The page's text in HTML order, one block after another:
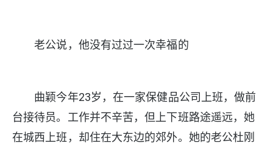
老公说，他没有过过一次幸福的
曲颖今年23岁，在一家保健品公司上班，做前
台接待员。工作并不辛苦，但上下班路途遥远，她
在城西上班，却住在大东边的郊外。她的老公杜刚